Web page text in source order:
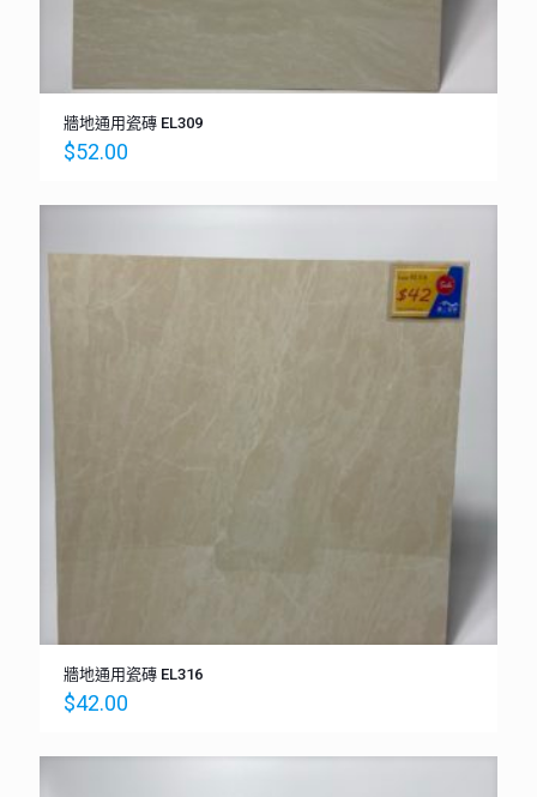
牆地通用瓷磚 EL309
$52.00
牆地通用瓷磚 EL316
$42.00